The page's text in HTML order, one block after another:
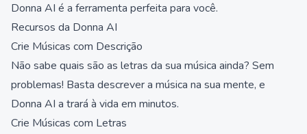
Donna AI é a ferramenta perfeita para você.
Recursos da Donna AI
Crie Músicas com Descrição
Não sabe quais são as letras da sua música ainda? Sem
problemas! Basta descrever a música na sua mente, e
Donna AI a trará à vida em minutos.
Crie Músicas com Letras